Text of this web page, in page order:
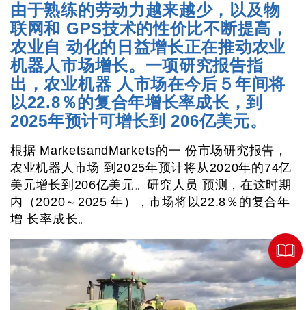
由于熟练的劳动力越来越少，以及物
联网和 GPS技术的性价比不断提高，
农业自 动化的日益增长正在推动农业
机器人市场增长。一项研究报告指
出，农业机器 人市场在今后５年间将
以22.8％的复合年增长率成长，到
2025年预计可增长到 206亿美元。
根据 MarketsandMarkets的一 份市场研究报告，
农业机器人市场 到2025年预计将从2020年的74亿
美元增长到206亿美元。研究人员 预测，在这时期
内（2020～2025 年），市场将以22.8％的复合年
增 长率成长。